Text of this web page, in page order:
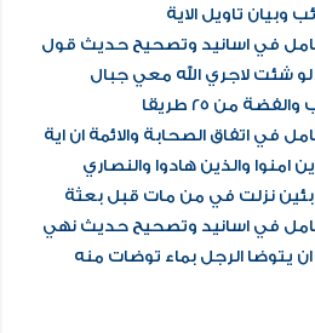
وبيان تاويل الاية
في اسانيد وتصحيح حديث قول
لو شئت لاجري الله معي جبال
من 25 طريقا
في اتفاق الصحابة والائمة ان اية
امنوا والذين هادوا والنصاري
نزلت في من مات قبل بعثة
في اسانيد وتصحيح حديث نهي
ان يتوضا الرجل بماء توضات منه